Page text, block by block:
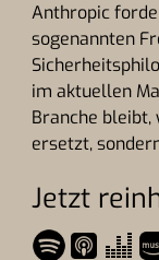
Anthropic
sogenannten
im aktuellen
Branche
ersetzt,
Jetzt